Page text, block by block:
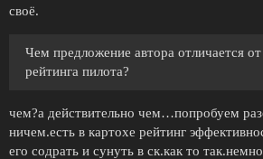
своё.
Чем предложение автора отличается
рейтинга пилота?
чем?а действительно чем…попробуем
ничем.есть в картохе рейтинг
его содрать и сунуть в ск.как то